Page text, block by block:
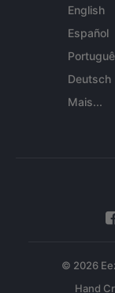
English
Español
Deutsch
Mais...
© 2026